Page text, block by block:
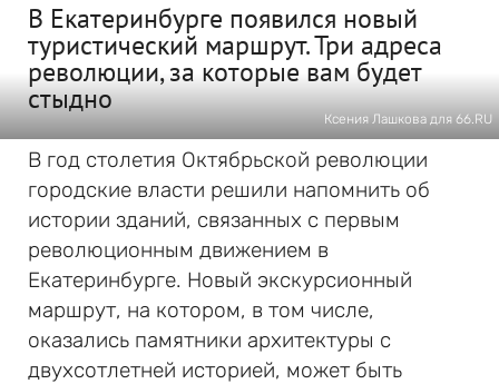
В Екатеринбурге появился новый
туристический маршрут. Три адреса
революции, за которые вам будет
стыдно
Ксения Лашкова для 66.RU
В год столетия Октябрьской революции
городские власти решили напомнить об
истории зданий, связанных с первым
революционным движением в
Екатеринбурге. Новый экскурсионный
маршрут, на котором, в том числе,
оказались памятники архитектуры с
двухсотлетней историей, может быть